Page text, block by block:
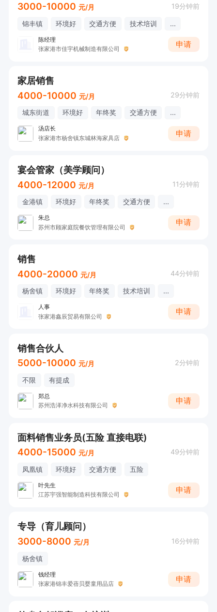
3000-10000 元/月 19分钟前
锦丰镇 环境好 交通方便 技术培训 ...
陈经理
张家港市佳宇机械制造有限公司
申请
家居销售
4000-10000 元/月 29分钟前
城东街道 环境好 年终奖 交通方便 ...
汤店长
张家港市杨舍镇东城林海家具店
申请
宴会管家（美学顾问）
4000-12000 元/月 11分钟前
金港镇 环境好 年终奖 交通方便 ...
朱总
苏州市顾家庭院餐饮管理有限公司
申请
销售
4000-20000 元/月 44分钟前
杨舍镇 环境好 年终奖 技术培训 ...
人事
张家港鑫辰贸易有限公司
申请
销售合伙人
5000-10000 元/月 2分钟前
不限 有提成
郑总
苏州浩泽净水科技有限公司
申请
面料销售业务员(五险 直接电联)
4000-15000 元/月 49分钟前
凤凰镇 环境好 交通方便 五险
叶先生
江苏宇强智能制造科技有限公司
申请
专导（育儿顾问）
3000-8000 元/月 16分钟前
杨舍镇
钱经理
张家港锦丰爱蓓贝婴童用品店
申请